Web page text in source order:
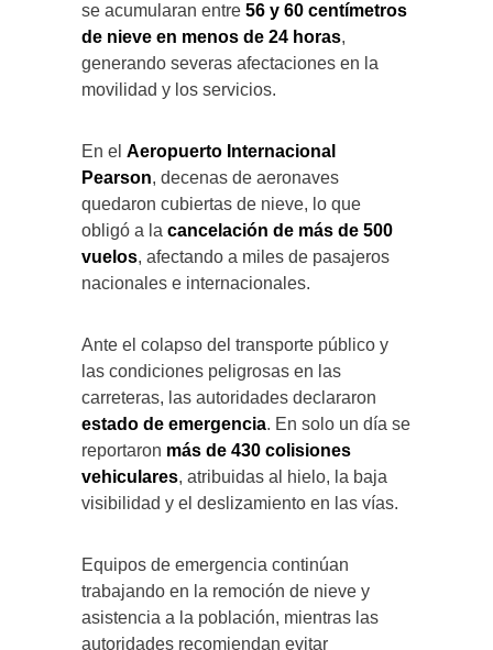
se acumularan entre 56 y 60 centímetros
de nieve en menos de 24 horas,
generando severas afectaciones en la
movilidad y los servicios.
En el Aeropuerto Internacional
Pearson, decenas de aeronaves
quedaron cubiertas de nieve, lo que
obligó a la cancelación de más de 500
vuelos, afectando a miles de pasajeros
nacionales e internacionales.
Ante el colapso del transporte público y
las condiciones peligrosas en las
carreteras, las autoridades declararon
estado de emergencia. En solo un día se
reportaron más de 430 colisiones
vehiculares, atribuidas al hielo, la baja
visibilidad y el deslizamiento en las vías.
Equipos de emergencia continúan
trabajando en la remoción de nieve y
asistencia a la población, mientras las
autoridades recomiendan evitar